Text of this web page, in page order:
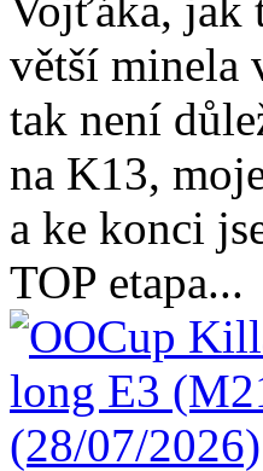
větší minela
tak není
na K13,
a ke konci
TOP etapa...